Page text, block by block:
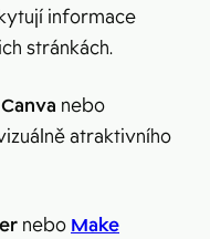
informace
stránkách.
Canva nebo
atraktivního
nebo Make